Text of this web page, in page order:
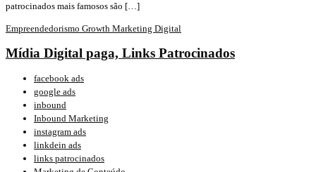
patrocinados mais famosos são […]
Empreendedorismo Growth Marketing Digital
Mídia Digital paga, Links Patrocinados
facebook ads
google ads
inbound
Inbound Marketing
instagram ads
linkdein ads
links patrocinados